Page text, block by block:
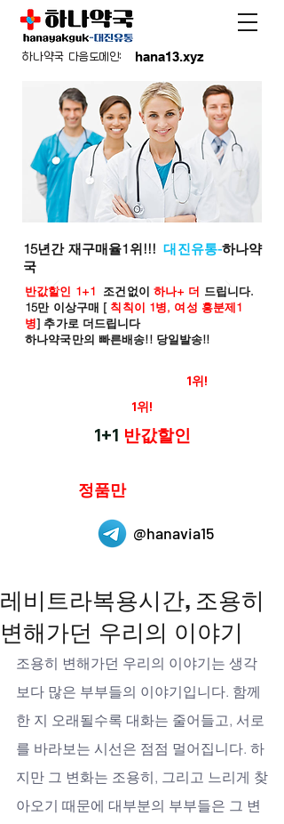
hana13.xyz
하나약국 다음도메인:
15년간 재구매율1위!!!대진유통-하나약
국
반값할인 1+1 조건없이 하나+ 더 드립니다.
15만 이상구매 [ 칙칙이 1병, 여성 흥분제1
병] 추가로 더드립니다
하나약국만의 빠른배송!! 당일발송!!
1위!
1위!
1+1 반값할인
정품만
@hanavia15
레비트라복용시간, 조용히
변해가던 우리의 이야기
조용히 변해가던 우리의 이야기는 생각
보다 많은 부부들의 이야기입니다. 함께
한 지 오래될수록 대화는 줄어들고, 서로
를 바라보는 시선은 점점 멀어집니다. 하
지만 그 변화는 조용히, 그리고 느리게 찾
아오기 때문에 대부분의 부부들은 그 변